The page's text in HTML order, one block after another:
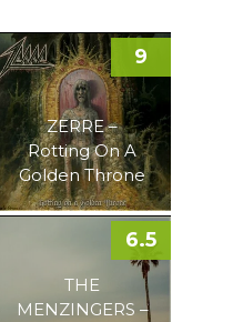
ZERRE –
Rotting On A
Golden Throne
9
THE
MENZINGERS –
6.5